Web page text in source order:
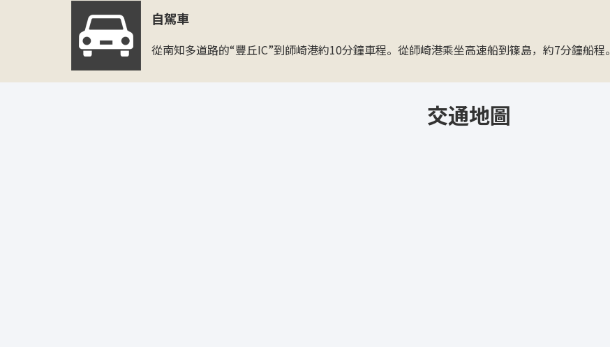
自駕車
從南知多道路的“豐丘IC”到師崎港約10分鐘車程。從師崎港乘坐高速船到篠島，約7分鐘船程。
交通地圖